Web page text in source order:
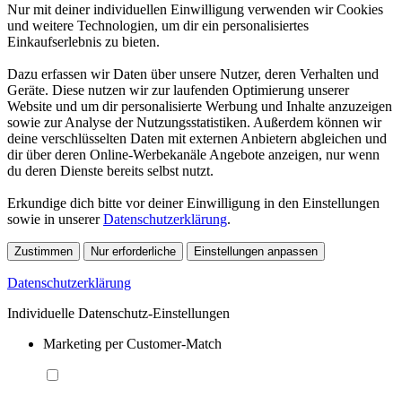
Nur mit deiner individuellen Einwilligung verwenden wir Cookies
und weitere Technologien, um dir ein personalisiertes
Einkaufserlebnis zu bieten.
Dazu erfassen wir Daten über unsere Nutzer, deren Verhalten und
Geräte. Diese nutzen wir zur laufenden Optimierung unserer
Website und um dir personalisierte Werbung und Inhalte anzuzeigen
sowie zur Analyse der Nutzungsstatistiken. Außerdem können wir
deine verschlüsselten Daten mit externen Anbietern abgleichen und
dir über deren Online-Werbekanäle Angebote anzeigen, nur wenn
du deren Dienste bereits selbst nutzt.
Erkundige dich bitte vor deiner Einwilligung in den Einstellungen
sowie in unsererDatenschutzerklärung.
Zustimmen Nur erforderliche Einstellungen anpassen
Datenschutzerklärung
Individuelle Datenschutz-Einstellungen
Marketing per Customer-Match